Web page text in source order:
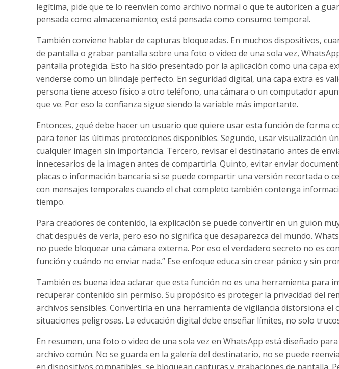
legítima, pide que te lo reenvíen como archivo normal o que te autoricen a
pensada como almacenamiento; está pensada como consumo temporal.
También conviene hablar de capturas bloqueadas. En muchos dispositivos,
de pantalla o grabar pantalla sobre una foto o video de una sola vez,
pantalla protegida. Esto ha sido presentado por la aplicación como una capa
venderse como un blindaje perfecto. En seguridad digital, una capa extra es
persona tiene acceso físico a otro teléfono, una cámara o un computador
que ve. Por eso la confianza sigue siendo la variable más importante.
Entonces, ¿qué debe hacer un usuario que quiere usar esta función de forma
para tener las últimas protecciones disponibles. Segundo, usar visualización
cualquier imagen sin importancia. Tercero, revisar el destinatario antes de
innecesarios de la imagen antes de compartirla. Quinto, evitar enviar
placas o información bancaria si se puede compartir una versión recortada o
con mensajes temporales cuando el chat completo también contenga
tiempo.
Para creadores de contenido, la explicación se puede convertir en un guion
chat después de verla, pero eso no significa que desaparezca del mundo.
no puede bloquear una cámara externa. Por eso el verdadero secreto no es
función y cuándo no enviar nada.” Ese enfoque educa sin crear pánico y sin
También es buena idea aclarar que esta función no es una herramienta para
recuperar contenido sin permiso. Su propósito es proteger la privacidad del
archivos sensibles. Convertirla en una herramienta de vigilancia distorsiona el
situaciones peligrosas. La educación digital debe enseñar límites, no solo
En resumen, una foto o video de una sola vez en WhatsApp está diseñado
archivo común. No se guarda en la galería del destinatario, no se puede